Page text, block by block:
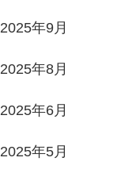
2025年9月
2025年8月
2025年6月
2025年5月